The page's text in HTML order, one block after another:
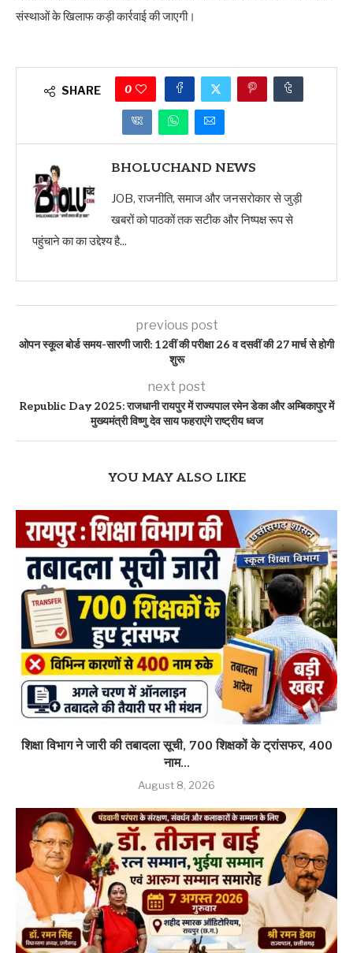
संस्थाओं के खिलाफ कड़ी कार्रवाई की जाएगी।
SHARE 0
BHOLUCHAND NEWS
JOB, राजनीति, समाज और जनसरोकार से जुड़ी
खबरों को पाठकों तक सटीक और निष्पक्ष रूप से
पहुंचाने का का उद्देश्य है...
previous post
ओपन स्कूल बोर्ड समय-सारणी जारी: 12वीं की परीक्षा 26 व दसवीं की 27 मार्च से होगी
शुरू
next post
Republic Day 2025: राजधानी रायपुर में राज्यपाल रमेन डेका और अम्बिकापुर में
मुख्यमंत्री विष्णु देव साय फहराएंगे राष्ट्रीय ध्वज
YOU MAY ALSO LIKE
शिक्षा विभाग ने जारी की तबादला सूची, 700 शिक्षकों के ट्रांसफर, 400
नाम...
August 8, 2026